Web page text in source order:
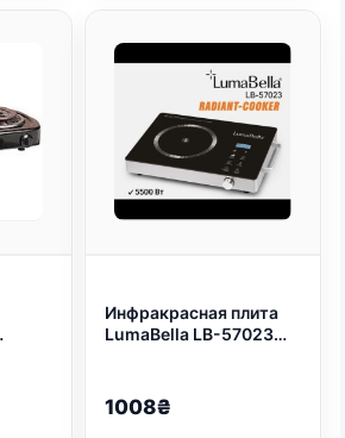
Инфракрасная плита
LumaBella LB-57023
57023 — мощная
инфракрасная
1008₴